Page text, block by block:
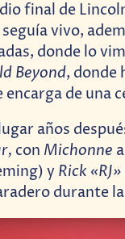
final de
vivo,
donde lo
Beyond, donde
encarga de una
años
con Michonne
y Rick
durante